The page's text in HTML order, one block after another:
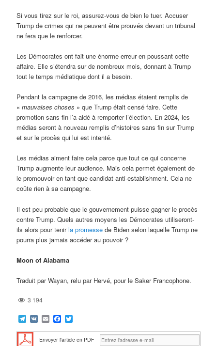
Si vous tirez sur le roi, assurez-vous de bien le tuer. Accuser
Trump de crimes qui ne peuvent être prouvés devant un tribunal
ne fera que le renforcer.
Les Démocrates ont fait une énorme erreur en poussant cette
affaire. Elle s’étendra sur de nombreux mois, donnant à Trump
tout le temps médiatique dont il a besoin.
Pendant la campagne de 2016, les médias étaient remplis de
«mauvaises choses » que Trump était censé faire. Cette
promotion sans fin l’a aidé à remporter l’élection. En 2024, les
médias seront à nouveau remplis d’histoires sans fin sur Trump
et sur le procès qui lui est intenté.
Les médias aiment faire cela parce que tout ce qui concerne
Trump augmente leur audience. Mais cela permet également de
le promouvoir en tant que candidat anti-establishment. Cela ne
coûte rien à sa campagne.
Il est peu probable que le gouvernement puisse gagner le procès
contre Trump. Quels autres moyens les Démocrates utiliseront-
ils alors pour tenirla promesse de Biden selon laquelle Trump ne
pourra plus jamais accéder au pouvoir ?
Moon of Alabama
Traduit par Wayan, relu par Hervé, pour le Saker Francophone.
3 194
Telegram
VK EmailFacebook
Envoyer l'article en PDF